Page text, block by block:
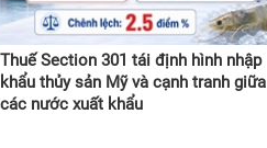
Thuế Section 301 tái định hình nhập
khẩu thủy sản Mỹ và cạnh tranh giữa
các nước xuất khẩu